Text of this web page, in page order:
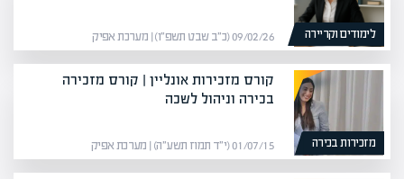
לימודים וקריירה 09/02/26 (כ״ב שבט תשפ״ו) | מערכת אפיק
מזכירות בכירה
קורס מזכירות אונליין | קורס מזכירה
בכירה וניהול לשכה
01/07/15 (י״ד תמוז תשע״ה) | מערכת אפיק